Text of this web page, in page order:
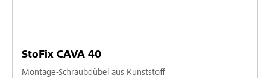
StoFix CAVA 40
Montage-Schraubdübel aus Kunststoff